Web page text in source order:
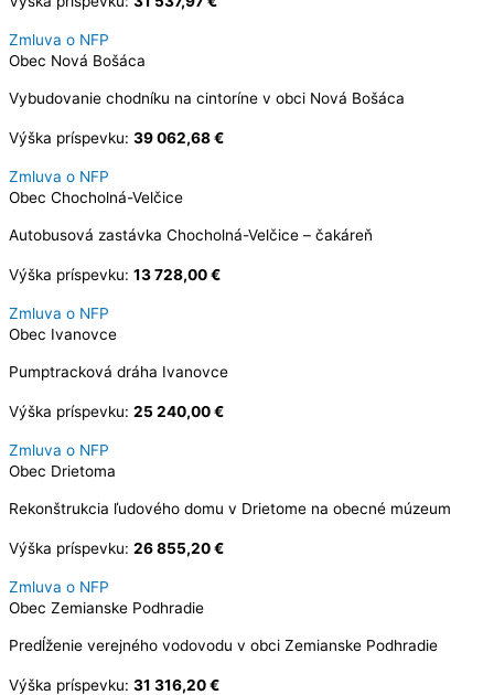
Zmluva o NFP
Obec Nová Bošáca
Vybudovanie chodníku na cintoríne v obci Nová Bošáca
Výška príspevku: 39 062,68 €
Zmluva o NFP
Obec Chocholná-Velčice
Autobusová zastávka Chocholná-Velčice – čakáreň
Výška príspevku: 13 728,00 €
Zmluva o NFP
Obec Ivanovce
Pumptracková dráha Ivanovce
Výška príspevku: 25 240,00 €
Zmluva o NFP
Obec Drietoma
Rekonštrukcia ľudového domu v Drietome na obecné múzeum
Výška príspevku: 26 855,20 €
Zmluva o NFP
Obec Zemianske Podhradie
Predĺženie verejného vodovodu v obci Zemianske Podhradie
Výška príspevku: 31 316,20 €